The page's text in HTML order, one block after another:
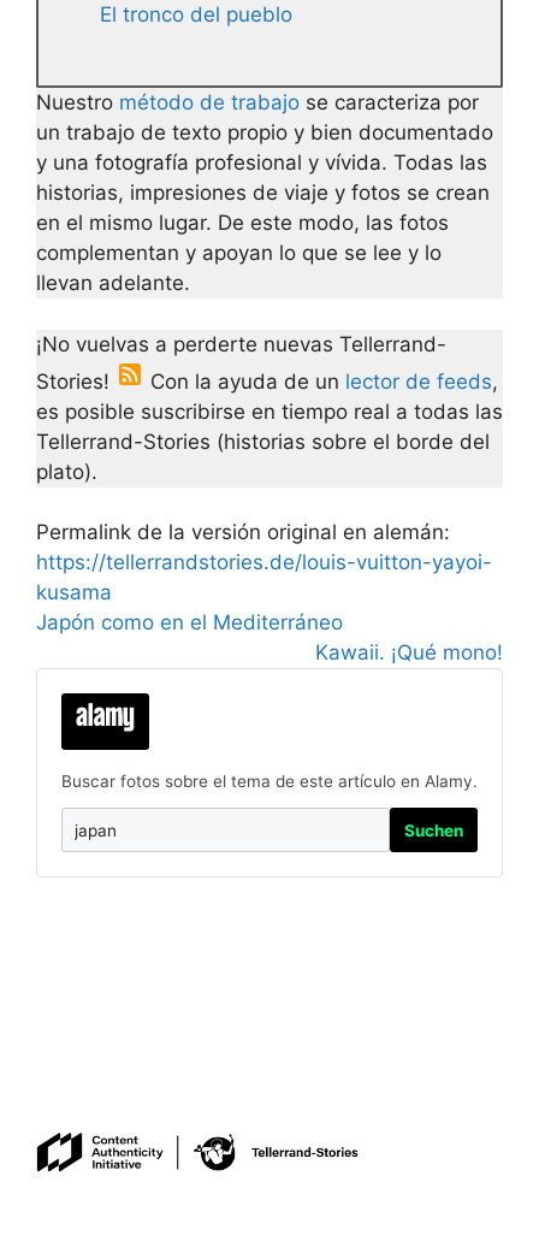
El tronco del pueblo
Nuestro método de trabajo se caracteriza por
un trabajo de texto propio y bien documentado
y una fotografía profesional y vívida. Todas las
historias, impresiones de viaje y fotos se crean
en el mismo lugar. De este modo, las fotos
complementan y apoyan lo que se lee y lo
llevan adelante.
¡No vuelvas a perderte nuevas Tellerrand-
Stories!
Con la ayuda de un lector de feeds,
es posible suscribirse en tiempo real a todas las
Tellerrand-Stories (historias sobre el borde del
plato).
Permalink de la versión original en alemán:
https://tellerrandstories.de/louis-vuitton-yayoi-
kusama
Japón como en el Mediterráneo
Kawaii. ¡Qué mono!
Buscar fotos sobre el tema de este artículo en Alamy.
Suchen